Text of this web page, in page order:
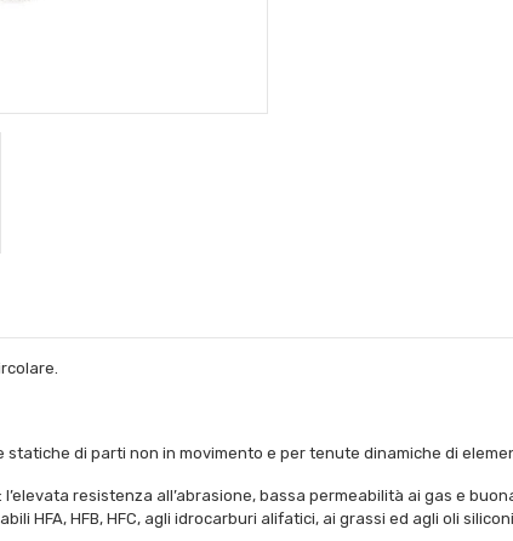
di parti non in movimento e per tenute dinamiche di
resistenza all’abrasione, bassa permeabilità ai gas e
HFA, HFB, HFC, agli idrocarburi alifatici, ai grassi ed agli oli